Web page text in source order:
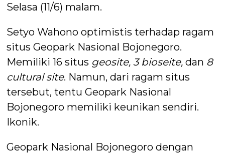
Selasa (11/6) malam.
Setyo Wahono optimistis terhadap ragam
situs Geopark Nasional Bojonegoro.
Memiliki 16 situs geosite, 3 bioseite, dan 8
cultural site. Namun, dari ragam situs
tersebut, tentu Geopark Nasional
Bojonegoro memiliki keunikan sendiri.
Ikonik.
Geopark Nasional Bojonegoro dengan